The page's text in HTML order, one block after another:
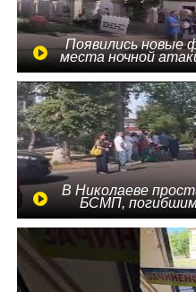
Появились новые
места ночной
В Николаеве
БСМП,